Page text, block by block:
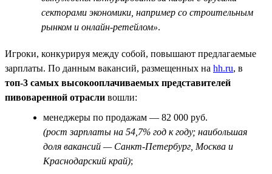
секторами экономики, например со строительным
рынком и онлайн-ретейлом».
Игроки, конкурируя между собой, повышают предлагаемые
зарплаты. По данным вакансий, размещенных на hh.ru, в
топ-3 самых высокооплачиваемых представителей
пивоваренной отрасли вошли:
менеджеры по продажам — 82 000 руб.
(рост зарплаты на 54,7% год к году; наибольшая
доля вакансий — Санкт-Петербург, Москва и
Краснодарский край);